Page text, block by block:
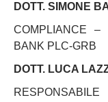
DOTT. SIMONE
COMPLIANCE –
BANK PLC-GRB
DOTT. LUCA